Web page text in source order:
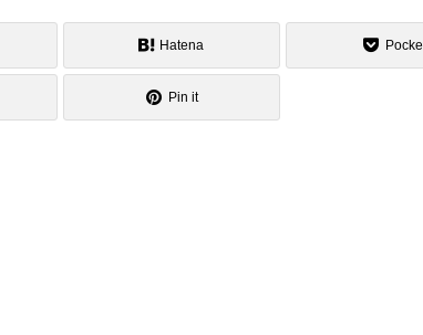
Hatena
Pin it